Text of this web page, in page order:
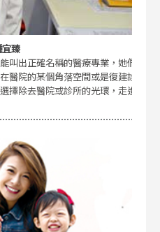
臻
叫出正確名稱的醫療專業，她們
醫院的某個角落空間或是復建診
擇除去醫院或診所的光環，走進